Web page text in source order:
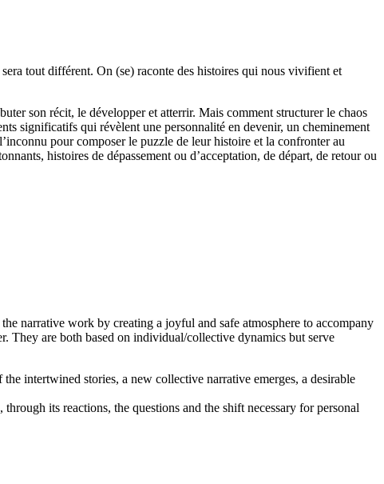
tout différent. On (se) raconte des histoires qui nous vivifient et
son récit, le développer et atterrir. Mais comment structurer le chaos
significatifs qui révèlent une personnalité en devenir, un cheminement
pour composer le puzzle de leur histoire et la confronter au
histoires de dépassement ou d’acceptation, de départ, de retour ou
narrative work by creating a joyful and safe atmosphere to accompany
They are both based on individual/collective dynamics but serve
intertwined stories, a new collective narrative emerges, a desirable
its reactions, the questions and the shift necessary for personal